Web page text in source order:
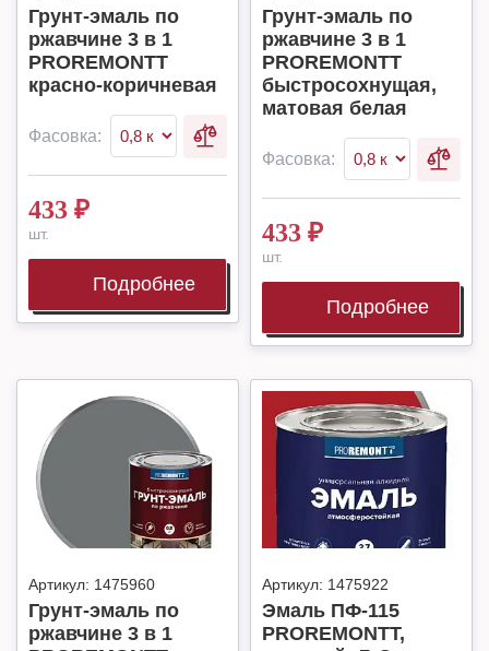
Грунт-эмаль по
ржавчине 3 в 1
PROREMONTT
красно-коричневая
Фасовка:
433 ₽
шт.
Подробнее
Грунт-эмаль по
ржавчине 3 в 1
PROREMONTT
быстросохнущая,
матовая белая
Фасовка:
433 ₽
шт.
Подробнее
Артикул: 1475960
Грунт-эмаль по
ржавчине 3 в 1
Артикул: 1475922
Эмаль ПФ-115
PROREMONTT,